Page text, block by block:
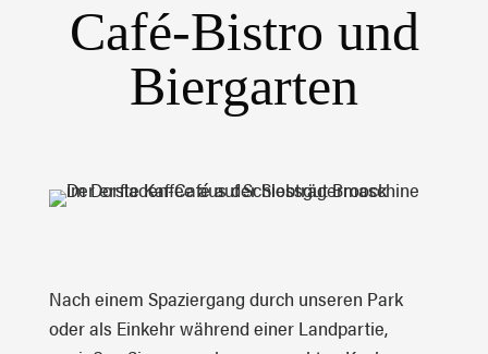
Café-Bistro und
Biergarten
Nach einem Spaziergang durch unseren Park
oder als Einkehr während einer Landpartie,